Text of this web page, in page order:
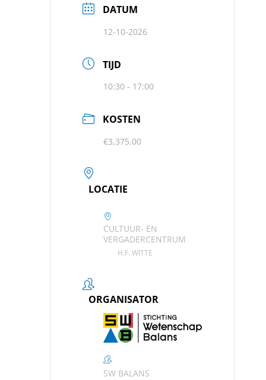
DATUM
12-10-2026
TIJD
10:30 - 17:00
KOSTEN
€3,375.00
LOCATIE
CULTUUR- EN
VERGADERCENTRUM
H.F. WITTE
ORGANISATOR
SW BALANS